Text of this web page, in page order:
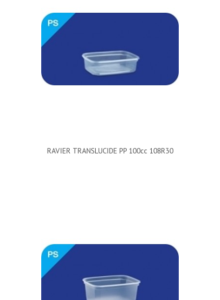
RAVIER TRANSLUCIDE PP 100cc 108R30